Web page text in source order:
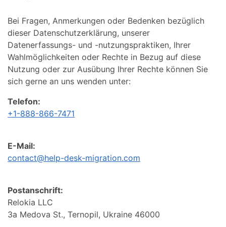
Bei Fragen, Anmerkungen oder Bedenken bezüglich
dieser Datenschutzerklärung, unserer
Datenerfassungs- und -nutzungspraktiken, Ihrer
Wahlmöglichkeiten oder Rechte in Bezug auf diese
Nutzung oder zur Ausübung Ihrer Rechte können Sie
sich gerne an uns wenden unter:
Telefon:
+1-888-866-7471
E-Mail:
contact@help-desk-migration.com
Postanschrift:
Relokia LLC
3a Medova St., Ternopil, Ukraine 46000